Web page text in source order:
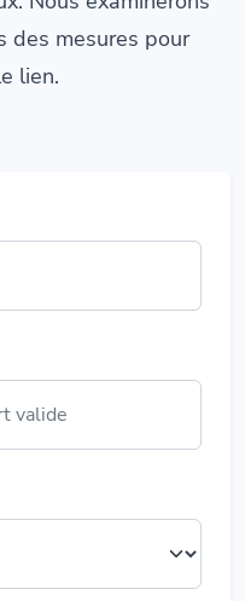
des mesures pour
lien.